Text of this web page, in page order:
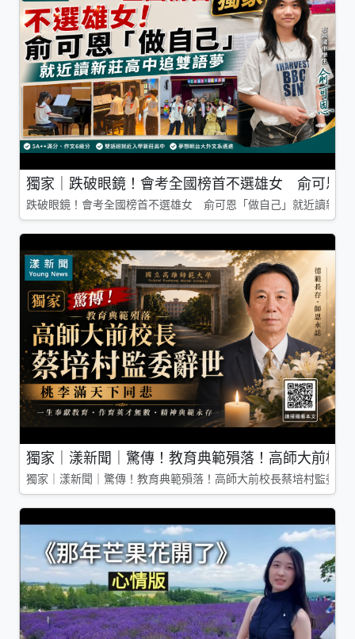
獨家｜跌破眼鏡！會考全國榜首不選雄女 俞可恩
跌破眼鏡！會考全國榜首不選雄女 俞可恩「做自己」就近讀新莊
獨家｜漾新聞｜驚傳！教育典範殞落！高師大前校
獨家｜漾新聞｜驚傳！教育典範殞落！高師大前校長蔡培村監委